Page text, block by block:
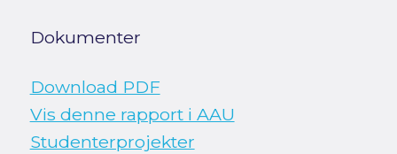
Dokumenter
Download PDF
Vis denne rapport i AAU
Studenterprojekter